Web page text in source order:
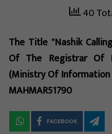
40
The Title "Nashik
Of The Registrar Of
(Ministry Of Information
MAHMAR51790
FACEBOOK